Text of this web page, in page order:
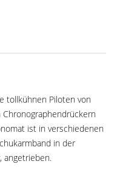
tollkühnen Piloten von
ist in verschiedenen
in der
angetrieben.